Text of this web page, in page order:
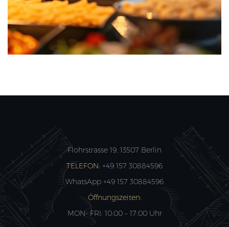
Flohrstrasse 19, 13507 Berlin
TELEFON: +49 157 30884596
WhatsApp +49 157 30884596
Öffnungszeiten:
MON- FRI: 10:00 – 17:00 Uhr